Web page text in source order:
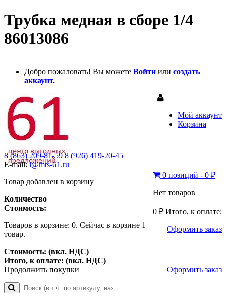
Трубка медная в сборе 1/4
86013086
Добро пожаловать! Вы можете Войти или создать
аккаунт.
Мой аккаунт
Корзина
8 (863) 209-81-59 8 (926) 419-20-45
E-mail:i@mts-61.ru
0 позиций - 0 ₽
Нет товаров
0 ₽ Итого, к оплате:
Оформить заказ
Товар добавлен в корзину
Количество
Стоимость:
Товаров в корзине: 0. Сейчас в корзине 1
товар.
Стоимость: (вкл. НДС)
Итого, к оплате: (вкл. НДС)
Продолжить покупки
Оформить заказ